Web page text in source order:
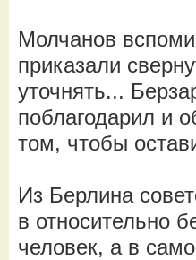
Молчанов
приказали
уточнять...
поблагодарил и
том, чтобы
Из Берлина
в относительно
человек, а в